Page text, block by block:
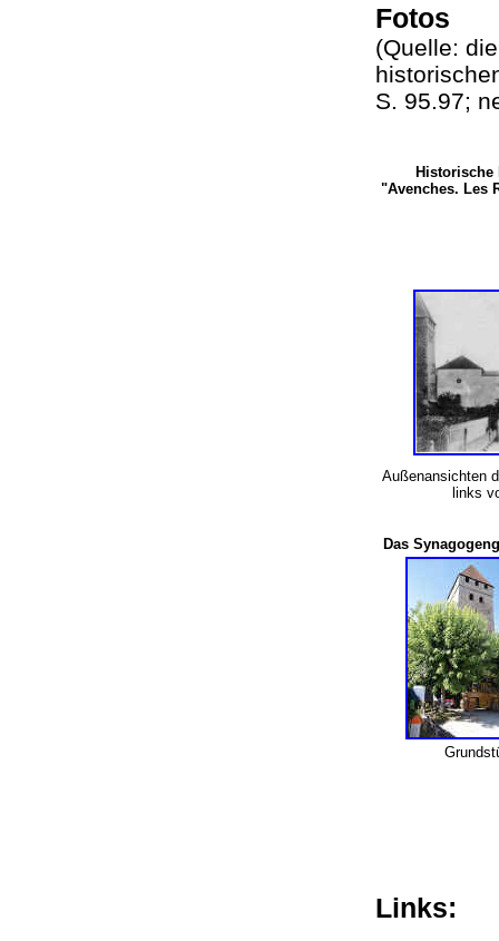
Fotos
(Quelle:
S. 95.97;
Historische
"Avenches. Les
Außenansichten
links
Das
Links: